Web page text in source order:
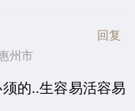
州市
回复
的..生容易活容易